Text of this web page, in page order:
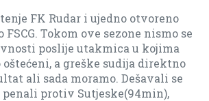
Rudar i ujedno otvoreno
Tokom ove sezone nismo se
utakmica u kojima
a greške sudija direktno
moramo. Dešavali se
protiv Sutjeske(94min),